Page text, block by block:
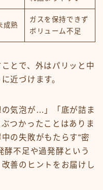
成熟
ガスを保持できず
ボリューム不足
とで、外はパリッと中
近づけます。
気泡が…」「底が詰ま
つかったことはありま
の失敗がもたらす“密
酵不足や過発酵という
善のヒントをお届けし